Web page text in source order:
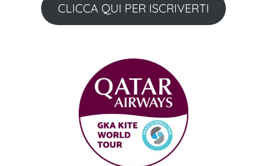
CLICCA QUI PER ISCRIVERTI